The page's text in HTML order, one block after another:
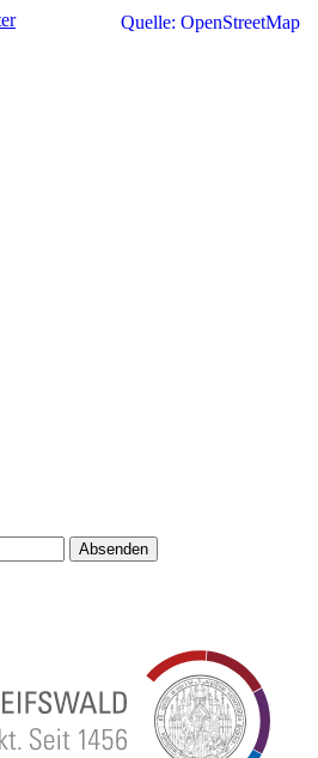
Absenden
Quelle: OpenStreetMap